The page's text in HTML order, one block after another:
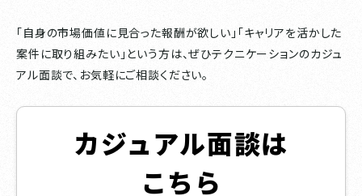
「自身の市場価値に見合った報酬が欲しい」「キャリアを活かした
案件に取り組みたい」という方は、ぜひテクニケーションのカジュ
アル面談で、お気軽にご相談ください。
カジュアル面談は
こちら